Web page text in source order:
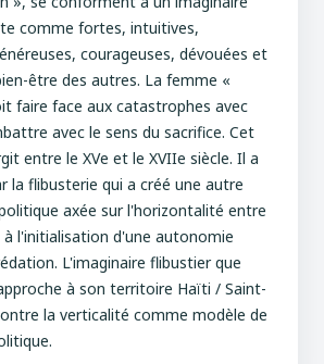
comme fortes, intuitives,
courageuses, dévouées et
être des autres. La femme «
faire face aux catastrophes avec
avec le sens du sacrifice. Cet
entre le XVe et le XVIIe siècle. Il a
la flibusterie qui a créé une autre
axée sur l'horizontalité entre
l'initialisation d'une autonomie
L'imaginaire flibustier que
à son territoire Haïti / Saint-
la verticalité comme modèle de